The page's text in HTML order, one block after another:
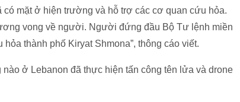
có mặt ở hiện trường và hỗ trợ các cơ quan cứu hỏa.
vong về người. Người đứng đầu Bộ Tư lệnh miền
thành phố Kiryat Shmona”, thông cáo viết.
ở Lebanon đã thực hiện tấn công tên lửa và drone